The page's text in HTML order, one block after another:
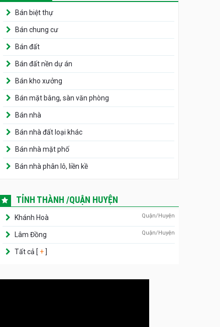
Bán biệt thự
Bán chung cư
Bán đất
Bán đất nền dự án
Bán kho xưởng
Bán mặt bằng, sàn văn phòng
Bán nhà
Bán nhà đất loại khác
Bán nhà mặt phố
Bán nhà phân lô, liền kề
TỈNH THÀNH /QUẬN HUYỆN
Khánh Hoà Quận/Huyện
Lâm Đồng Quận/Huyện
Tất cả [ + ]